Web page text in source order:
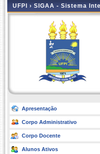
UFPI › SIGAA - Sistema
Apresentação
Corpo Administrativo
Corpo Docente
Alunos Ativos